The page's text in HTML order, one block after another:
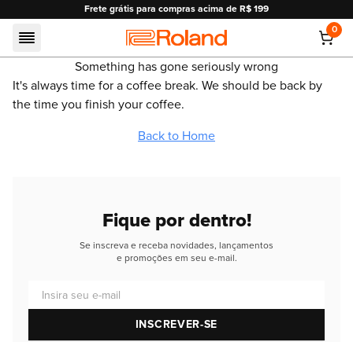
Frete grátis para compras acima de R$ 199
Roland
0
Something has gone seriously wrong
It's always time for a coffee break. We should be back by
the time you finish your coffee.
Back to Home
Fique por dentro!
Se inscreva e receba novidades, lançamentos
e promoções em seu e-mail.
INSCREVER-SE